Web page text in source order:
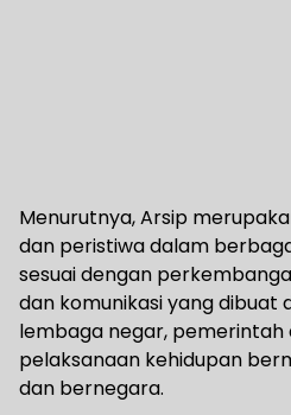
Menurutnya, Arsip
dan peristiwa dalam
sesuai dengan
dan komunikasi yang dibuat
lembaga negar, pemerintah
pelaksanaan kehidupan
dan bernegara.